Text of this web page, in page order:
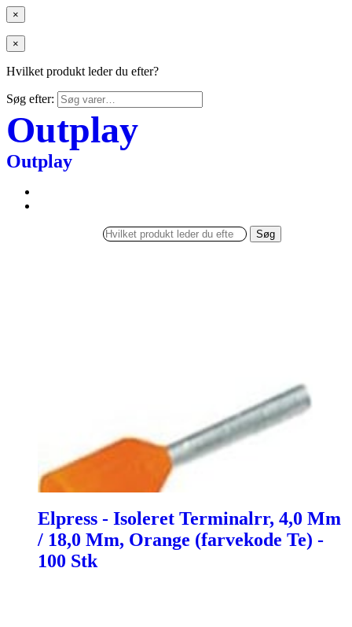
×
×
Hvilket produkt leder du efter?
Søg efter:
Outplay
Outplay
Søg
Elpress - Isoleret Terminalrr, 4,0 Mm
/ 18,0 Mm, Orange (farvekode Te) -
100 Stk